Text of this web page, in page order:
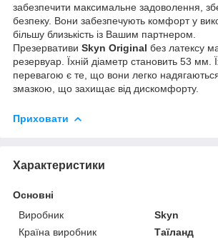
забезпечити максимальне задоволення,
безпеку. Вони забезпечують комфорт у
більшу близькість із Вашим партнером.
Презервативи Skyn Original без латексу
резервуар. Їхній діаметр становить 53 мм.
перевагою є те, що вони легко надягаються
змазкою, що захищає від дискомфорту.
Приховати
Характеристики
Основні
Виробник
Skyn
Країна виробник
Таїланд